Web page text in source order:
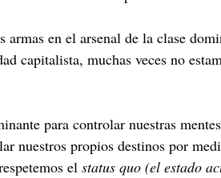
en el arsenal de la clase
capitalista, muchas veces no
para controlar nuestras
nuestros propios destinos por
elstatus quo (el estado